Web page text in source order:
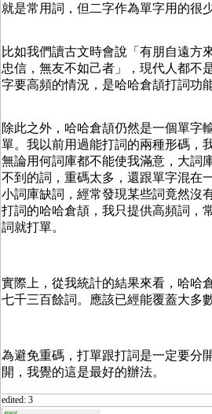
就是常用詞，但二字作為單字用的很
比如我們讀古文時會說「有朋自遠方
忠信，無友不如己者」，現代人都不
字要高頻的情況，是哈哈倉頡打詞功
除此之外，哈哈倉頡仍然是一個單字
單。我以前用過能打詞的兩種形碼，
無論用何詞庫都不能使我滿意，大詞
不到的詞，重碼太多，還跟單字混在
小詞庫缺詞，經常發現某些詞竟然沒
打詞的哈哈倉頡，我只提供高頻詞，
詞就打單。
實際上，從我統計的結果來看，哈哈
七千三百餘詞。應該已經能覆蓋大多
為避免重碼，打單跟打詞是一定要分
開，我覺的這是最好的辦法。
edited: 3